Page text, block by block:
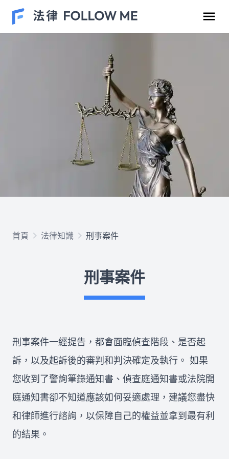
民事案件
刑事案件
勞資爭議
車禍案件
欠錢不還
律師推薦
所有文章 免費法律諮詢
首頁 法律知識 刑事案件
刑事案件
刑事案件一經提告，都會面臨偵查階段、是否起
訴，以及起訴後的審判和判決確定及執行。 如果
您收到了警詢筆錄通知書、偵查庭通知書或法院開
庭通知書卻不知道應該如何妥適處理，建議您盡快
和律師進行諮詢，以保障自己的權益並拿到最有利
的結果。